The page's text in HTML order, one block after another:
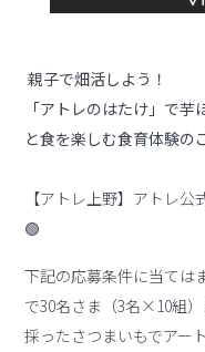
親子で畑活しよう！
「アトレのはたけ」で
と食を楽しむ食育体験の
【アトレ上野】アトレ公
🟢
下記の応募条件に当ては
で30名さま（3名×10組
採ったさつまいもでアー